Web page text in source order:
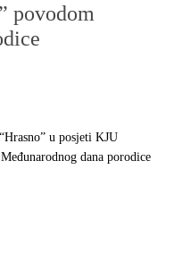
povodom
u posjeti KJU
dana porodice